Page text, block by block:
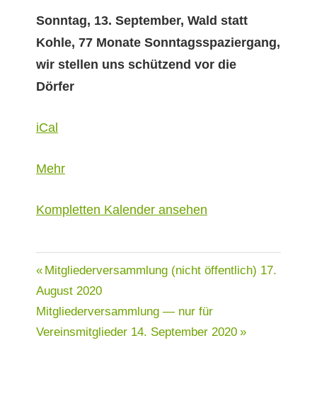
stellen
uns
schützend
vor
Dörfer
Son­ntag, 13. Sep­tem­ber, Wald statt
Kohle, 77 Monate Son­ntagss­pazier­gang,
wir stellen uns schützend vor die
Dörfer
iCal
Mehrüber
Kom­plet­ten Kalen­der ansehen
Beitragsnavigation
Mitgliederversammlung (nicht öffentlich) 17.
August 2020
Mitgliederversammlung — nur für
Vereinsmitglieder 14. September 2020